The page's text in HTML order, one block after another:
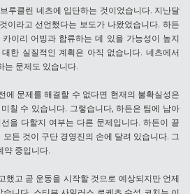
루클린 네츠에 입단하는 것이었습니다. 지난달
이라고 선언했다는 보도가 나왔었습니다. 하든
이리 어빙과 합류하는 데 있을 가능성이 높지
한 실질적인 계획은 아직 없습니다. 네츠에서
는 문제도 있습니다.
에 문제를 해결할 수 없다면 현재의 불확실성은
칠 수 있습니다. 그렇습니다, 하든은 팀에 남아
을 다할지 여부는 다른 문제입니다. 하든이 끝
든 것이 구단 경영진의 손에 달려 있습니다. 그
약 중입니다.
했고 곧 운동을 시작할 것으로 예상되지만 언제